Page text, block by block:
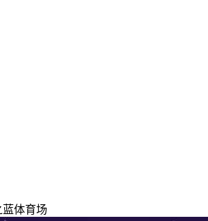
蓝体育场